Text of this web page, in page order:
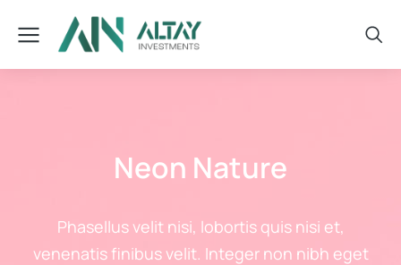
Neon Nature
Phasellus velit nisi, lobortis quis nisi et,
venenatis finibus velit. Integer non nibh eget